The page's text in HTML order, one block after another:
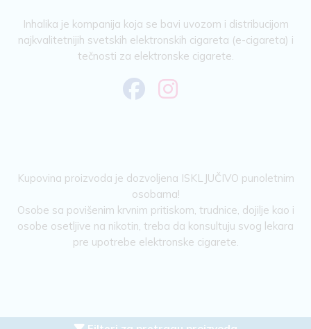
Inhalika je kompanija koja se bavi uvozom i distribucijom
najkvalitetnijih svetskih elektronskih cigareta (e-cigareta) i
tečnosti za elektronske cigarete.
Kupovina proizvoda je dozvoljena ISKLJUČIVO punoletnim
osobama!
Osobe sa povišenim krvnim pritiskom, trudnice, dojilje kao i
osobe osetljive na nikotin, treba da konsultuju svog lekara
pre upotrebe elektronske cigarete.